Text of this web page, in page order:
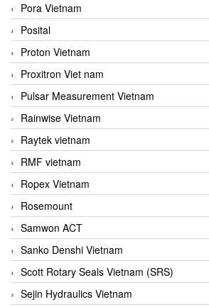
Pora Vietnam
Posital
Proton Vietnam
Proxitron Viet nam
Pulsar Measurement Vietnam
Rainwise Vietnam
Raytek vietnam
RMF vietnam
Ropex Vietnam
Rosemount
Samwon ACT
Sanko Denshi Vietnam
Scott Rotary Seals Vietnam (SRS)
Sejin Hydraulics Vietnam